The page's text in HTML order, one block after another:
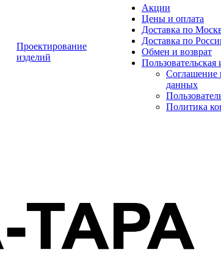
Проектирование
изделий
Акции
Цены и оплата
Доставка по
Доставка по
Обмен и возврат
Соглашение
данных
Политика